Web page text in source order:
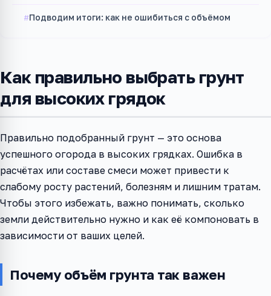
Подводим итоги: как не ошибиться с объёмом
Как правильно выбрать грунт
для высоких грядок
Правильно подобранный грунт — это основа
успешного огорода в высоких грядках. Ошибка в
расчётах или составе смеси может привести к
слабому росту растений, болезням и лишним тратам.
Чтобы этого избежать, важно понимать, сколько
земли действительно нужно и как её компоновать в
зависимости от ваших целей.
Почему объём грунта так важен